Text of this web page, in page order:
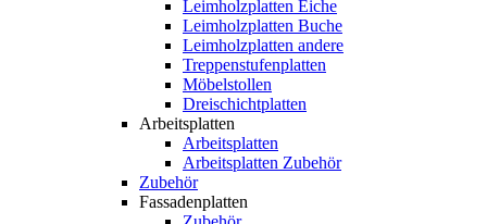
Leimholzplatten Eiche
Leimholzplatten Buche
Leimholzplatten andere
Treppenstufenplatten
Möbelstollen
Dreischichtplatten
Arbeitsplatten
Arbeitsplatten
Arbeitsplatten Zubehör
Zubehör
Fassadenplatten